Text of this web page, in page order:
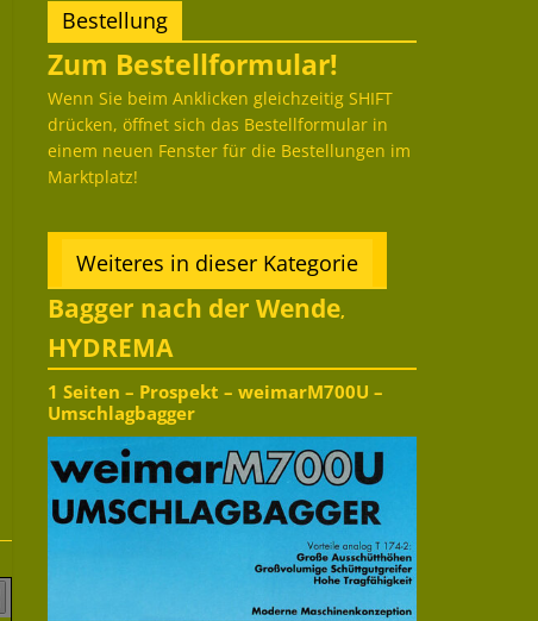
Bestellung
Zum Bestellformular!
Wenn Sie beim Anklicken gleichzeitig SHIFT
drücken, öffnet sich das Bestellformular in
einem neuen Fenster für die Bestellungen im
Marktplatz!
Weiteres in dieser Kategorie
Bagger nach der Wende,
HYDREMA
1 Seiten – Prospekt – weimarM700U –
Umschlagbagger